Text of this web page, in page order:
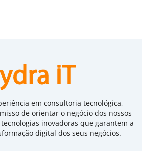
em consultoria tecnológica,
de orientar o negócio dos nossos
inovadoras que garantem a
digital dos seus negócios.